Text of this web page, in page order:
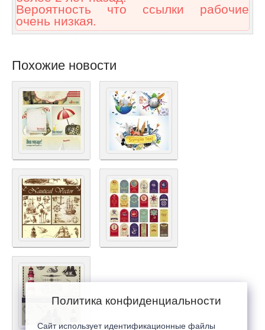
Вероятность что ссылки рабочие
очень низкая.
Похожие новости
Политика конфиденциальности
Сайт использует идентификационные файлы